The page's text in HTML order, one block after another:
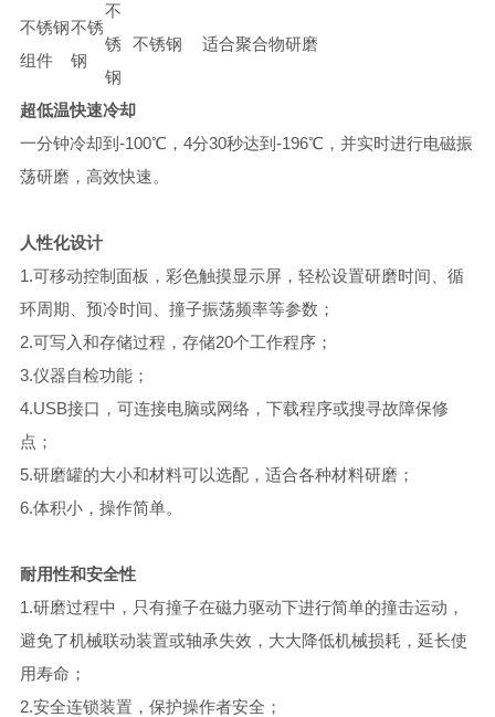
不锈钢
组件
不锈
钢
不
锈
钢
不锈钢 适合聚合物研磨
超低温快速冷却
一分钟冷却到-100℃，4分30秒达到-196℃，并实时进行电磁振
荡研磨，高效快速。
人性化设计
1.可移动控制面板，彩色触摸显示屏，轻松设置研磨时间、循
环周期、预冷时间、撞子振荡频率等参数；
2.可写入和存储过程，存储20个工作程序；
3.仪器自检功能；
4.USB接口，可连接电脑或网络，下载程序或搜寻故障保修
点；
5.研磨罐的大小和材料可以选配，适合各种材料研磨；
6.体积小，操作简单。
耐用性和安全性
1.研磨过程中，只有撞子在磁力驱动下进行简单的撞击运动，
避免了机械联动装置或轴承失效，大大降低机械损耗，延长使
用寿命；
2.安全连锁装置，保护操作者安全；